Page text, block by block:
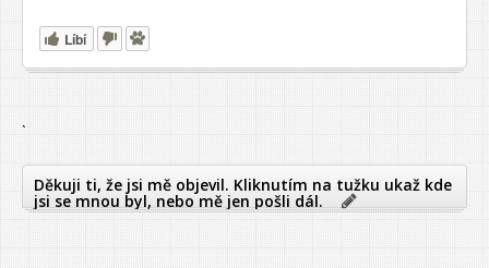
Líbí
`
Děkuji ti, že jsi mě objevil. Kliknutím na tužku ukaž kde
jsi se mnou byl, nebo mě jen pošli dál.